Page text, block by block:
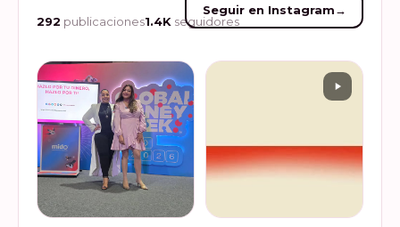
292 publicaciones1.4K seguidores
Seguir en Instagram→